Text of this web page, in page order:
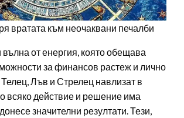
вратата към неочаквани печалби
от енергия, която обещава
за финансов растеж и лично
Лъв и Стрелец навлизат в
всяко действие и решение има
значителни резултати. Тези,